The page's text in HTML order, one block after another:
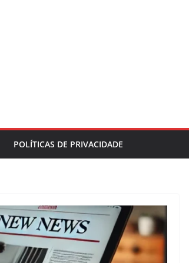
POLÍTICAS DE PRIVACIDADE